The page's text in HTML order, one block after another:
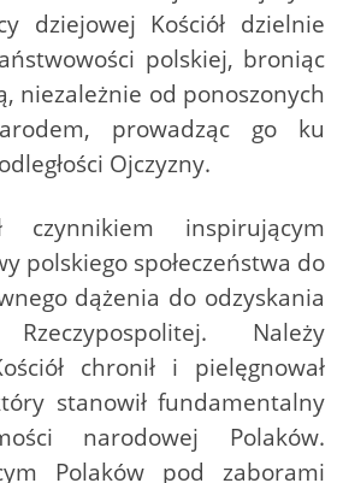
dziejowej Kościół dzielnie
polskiej, broniąc
niezależnie od ponoszonych
prowadząc go ku
Ojczyzny.
czynnikiem inspirującym
polskiego społeczeństwa do
dążenia do odzyskania
Rzeczypospolitej. Należy
chronił i pielęgnował
stanowił fundamentalny
narodowej Polaków.
Polaków pod zaborami